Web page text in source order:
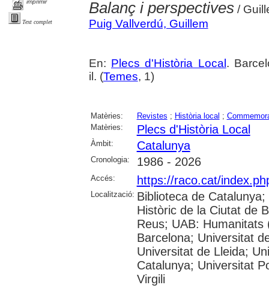
imprimir
Text complet
Balanç i perspectives/
Puig Vallverdú, Guillem
En: Plecs d'Història Local .
il. (Temes, 1)
Matèries: Revistes ; Història local ;
Matèries:
Plecs d'Història Local
Àmbit: Catalunya
Cronologia: 1986 - 2026
Accés: https://raco.cat/
Localització: Biblioteca de
Històric de la Ciutat de
Reus; UAB:
Barcelona; Universitat
Universitat de Lleida;
Catalunya; Universitat
Virgili